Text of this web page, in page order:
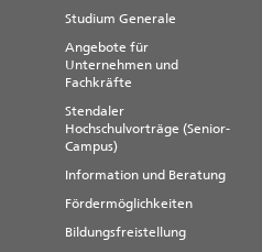
Studium Generale
Angebote für
Unternehmen und
Fachkräfte
Stendaler
Hochschulvorträge (Senior-
Campus)
Information und Beratung
Fördermöglichkeiten
Bildungsfreistellung